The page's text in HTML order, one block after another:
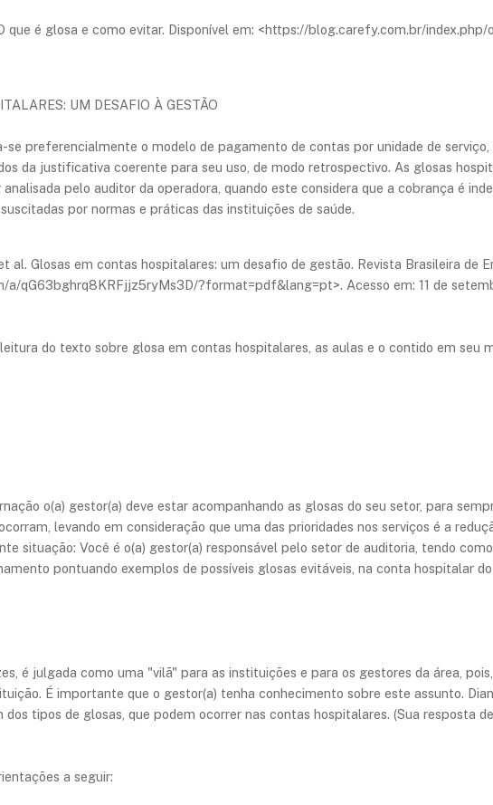
que é glosa e como evitar. Disponível em: <https://blog.carefy.com.br/
UM DESAFIO À GESTÃO
se preferencialmente o modelo de pagamento de contas por unidade de
da justificativa coerente para seu uso, de modo retrospectivo. As glosas
pelo auditor da operadora, quando este considera que a cobrança é
por normas e práticas das instituições de saúde.
et al. Glosas em contas hospitalares: um desafio de gestão. Revista Brasileira de
a/qG63bghrq8KRFjjz5ryMs3D/?format=pdf&lang=pt>. Acesso em: 11 de
do texto sobre glosa em contas hospitalares, as aulas e o contido em seu
o(a) gestor(a) deve estar acompanhando as glosas do seu setor, para
levando em consideração que uma das prioridades nos serviços é a
situação: Você é o(a) gestor(a) responsável pelo setor de auditoria, tendo
pontuando exemplos de possíveis glosas evitáveis, na conta hospitalar
é julgada como uma "vilã" para as instituições e para os gestores da área,
É importante que o gestor(a) tenha conhecimento sobre este assunto.
dos tipos de glosas, que podem ocorrer nas contas hospitalares. (Sua resposta
a seguir: